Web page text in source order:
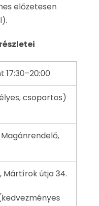
előzetesen
17:30–20:00
csoportos)
Magánrendelő,
Mártírok útja 34.